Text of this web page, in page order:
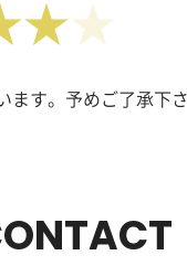
す。予めご了承下さ